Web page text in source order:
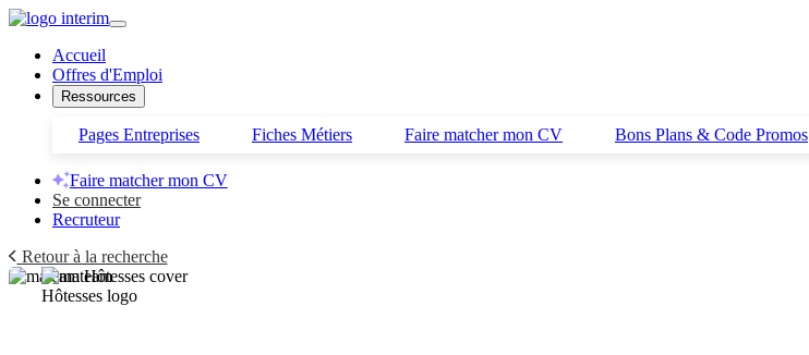
Accueil
Offres d'Emploi
Ressources
Pages Entreprises Fiches Métiers Faire matcher mon CV Bons Plans & Code Promos
Faire matcher mon CV
Se connecter
Recruteur
Retour à la recherche